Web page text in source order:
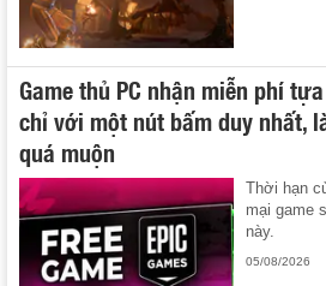
Game thủ PC nhận miễn phí
chỉ với một nút bấm duy nhất,
quá muộn
Thời hạn
mại game
này.
05/08/2026